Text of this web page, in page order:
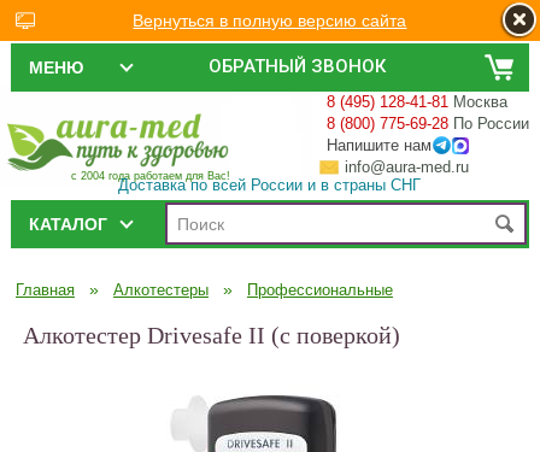
ОБРАТНЫЙ ЗВОНОК
МЕНЮ
с 2004 года работаем для Вас!
8 (495) 128-41-81 Москва
8 (800) 775-69-28 По России
Напишите нам
info@aura-med.ru
Доставка по всей России и в страны СНГ
КАТАЛОГ
Главная » Алкотестеры » Профессиональные
Алкотестер Drivesafe II (с поверкой)
Вернуться в полную версию сайта